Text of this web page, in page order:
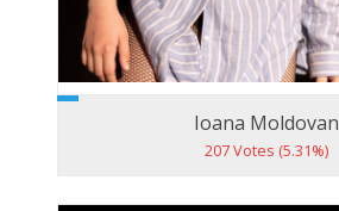
Ioana Moldovan
207 Votes (5.31%)